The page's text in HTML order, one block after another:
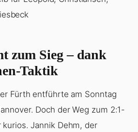
zum Sieg – dank
Taktik
Fürth entführte am Sonntag
Doch der Weg zum 2:1-
Jannik Dehm, der